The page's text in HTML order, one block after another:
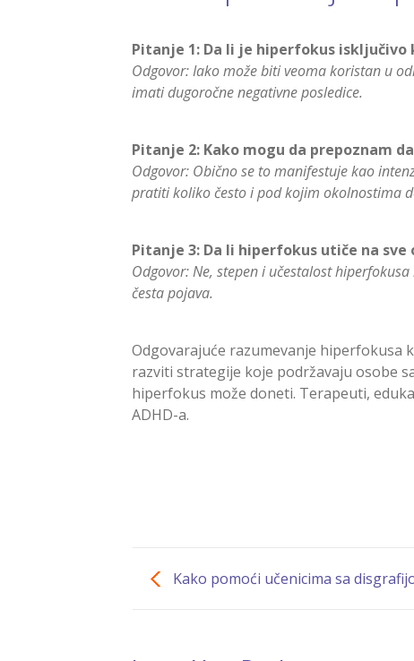
Pitanje 1: Da li je hiperfokus isključivo
Odgovor: Iako može biti veoma koristan u
imati dugoročne negativne posledice.
Pitanje 2: Kako mogu da prepoznam
Odgovor: Obično se to manifestuje kao
pratiti koliko često i pod kojim okolnostima
Pitanje 3: Da li hiperfokus utiče na sve
Odgovor: Ne, stepen i učestalost
česta pojava.
Odgovarajuće razumevanje hiperfokusa
razviti strategije koje podržavaju osobe
hiperfokus može doneti. Terapeuti,
ADHD-a.
Kako pomoći učenicima sa